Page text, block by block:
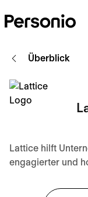
Überblick
Lattice hilft
engagierter und